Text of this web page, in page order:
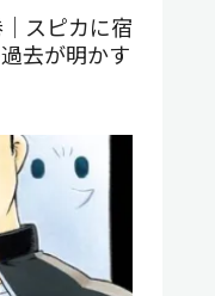
スピカに宿
去が明かす